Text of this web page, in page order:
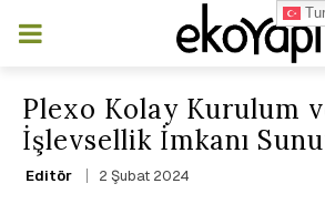
Plexo Kolay Kurulum
İşlevsellik İmkanı
Editör 2 Şubat 2024